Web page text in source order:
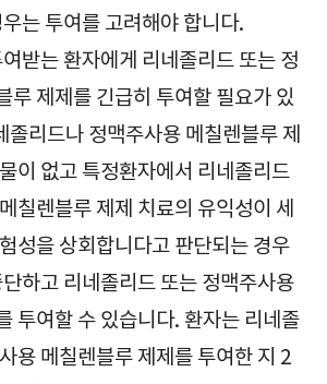
는 투여를 고려해야 합니다.
받는 환자에게 리네졸리드 또는 정
루 제제를 긴급히 투여할 필요가 있
졸리드나 정맥주사용 메칠렌블루 제
이 없고 특정환자에서 리네졸리드
칠렌블루 제제 치료의 유익성이 세
성을 상회합니다고 판단되는 경우
하고 리네졸리드 또는 정맥주사용
투여할 수 있습니다. 환자는 리네졸
용 메칠렌블루 제제를 투여한 지 2